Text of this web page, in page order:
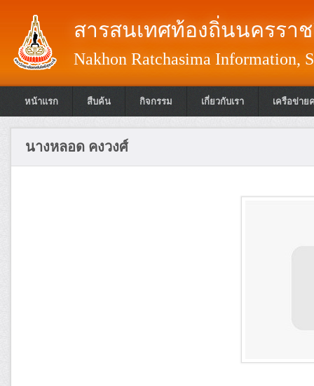
สารสนเทศท้องถิ่นนครรา
Nakhon Ratchasima Information,
หน้าแรก สืบค้น กิจกรรม เกี่ยวกับเรา เครือข่าย
นางหลอด คงวงศ์